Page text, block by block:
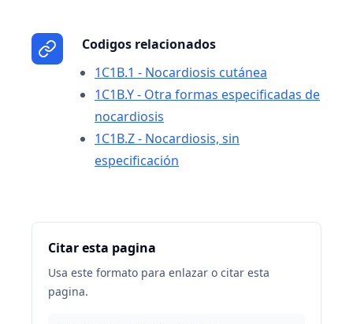
Codigos relacionados
1C1B.1 - Nocardiosis cutánea
1C1B.Y - Otra formas especificadas de
nocardiosis
1C1B.Z - Nocardiosis, sin
especificación
Citar esta pagina
Usa este formato para enlazar o citar esta
pagina.